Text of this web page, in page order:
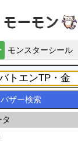
モンスターシール
ザー検索
タ